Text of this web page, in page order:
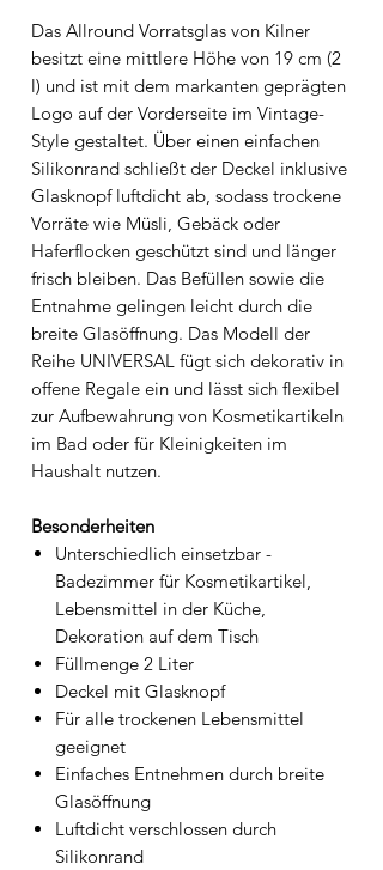
Das Allround Vorratsglas von Kilner
besitzt eine mittlere Höhe von 19 cm (2
l) und ist mit dem markanten geprägten
Logo auf der Vorderseite im Vintage-
Style gestaltet. Über einen einfachen
Silikonrand schließt der Deckel inklusive
Glasknopf luftdicht ab, sodass trockene
Vorräte wie Müsli, Gebäck oder
Haferflocken geschützt sind und länger
frisch bleiben. Das Befüllen sowie die
Entnahme gelingen leicht durch die
breite Glasöffnung. Das Modell der
Reihe UNIVERSAL fügt sich dekorativ in
offene Regale ein und lässt sich flexibel
zur Aufbewahrung von Kosmetikartikeln
im Bad oder für Kleinigkeiten im
Haushalt nutzen.
Besonderheiten
Unterschiedlich einsetzbar -
Badezimmer für Kosmetikartikel,
Lebensmittel in der Küche,
Dekoration auf dem Tisch
Füllmenge 2 Liter
Deckel mit Glasknopf
Für alle trockenen Lebensmittel
geeignet
Einfaches Entnehmen durch breite
Glasöffnung
Luftdicht verschlossen durch
Silikonrand